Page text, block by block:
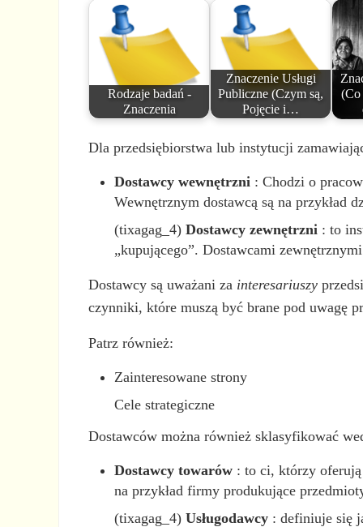
Rodzaje badań -
Znaczenia
Znaczenie Usługi
Publiczne (Czym są,
Pojęcie i…
(Co
Dla przedsiębiorstwa lub instytucji
Dostawcy wewnętrzni : Chodzi o
Wewnętrznym dostawcą są na przykład
(tixagag_4) Dostawcy zewnętrzni : to
„kupującego”. Dostawcami
Dostawcy są uważani za interesariuszy
czynniki, które muszą być brane pod uwagę
Patrz również:
Zainteresowane strony
Cele strategiczne
Dostawców można również sklasyfikować
Dostawcy towarów: to ci, którzy oferują
na przykład firmy produkujące
(tixagag_4) Usługodawcy: definiuje się